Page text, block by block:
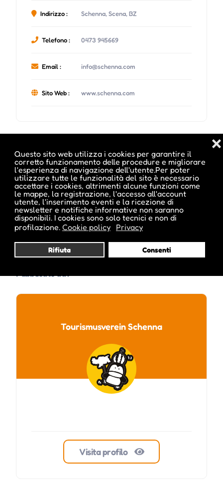
Questo sito web utilizza i cookies per garantire il
corretto funzionamento delle procedure e migliorare
l'esperienza di navigazione dell'utente.Per poter
utilizzare tutte le funzionalità del sito è necessario
accettare i cookies, altrimenti alcune funzioni come
le mappe, la registrazione, l'accesso all'account
utente, l'inserimento eventi e la ricezione di
newsletter e notifiche informative non saranno
disponibili. I cookies sono solo tecnici e non di
profilazione. Cookie policy Privacy
Rifiuta Consenti
❌
Indirizzo : Schenna, Scena, BZ
Telefono : 0473 945669
Email : info@schenna.com
Sito Web : www.schenna.com
Date e orari evento :
L'evento si tiene dal 14 Set 2024 al 15 Set 2024
Tourismusverein Schenna
Visita profilo